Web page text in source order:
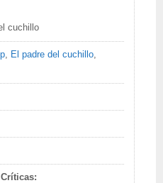
cuchillo
, El padre del cuchillo,